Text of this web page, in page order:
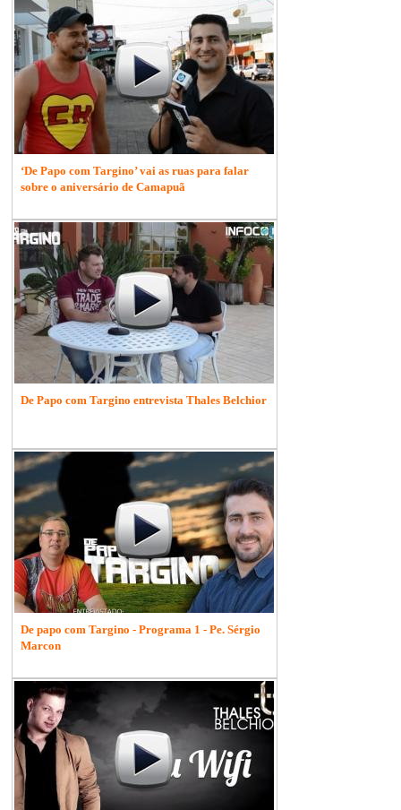
‘De Papo com Targino’ vai as ruas para falar
sobre o aniversário de Camapuã
De Papo com Targino entrevista Thales Belchior
De papo com Targino - Programa 1 - Pe. Sérgio
Marcon